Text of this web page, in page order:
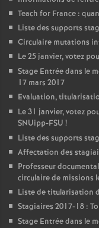
Teach for France :
Liste des supports
Circulaire mutations
Le 25 janvier, votez
Stage Entrée dans le
17 mars 2017
Evaluation,
Le 31 janvier, votez
SNUipp-FSU !
Liste des supports
Affectation des
Professeur
circulaire de missions
Liste de titularisation
Stagiaires 2017-18 :
Stage Entrée dans le